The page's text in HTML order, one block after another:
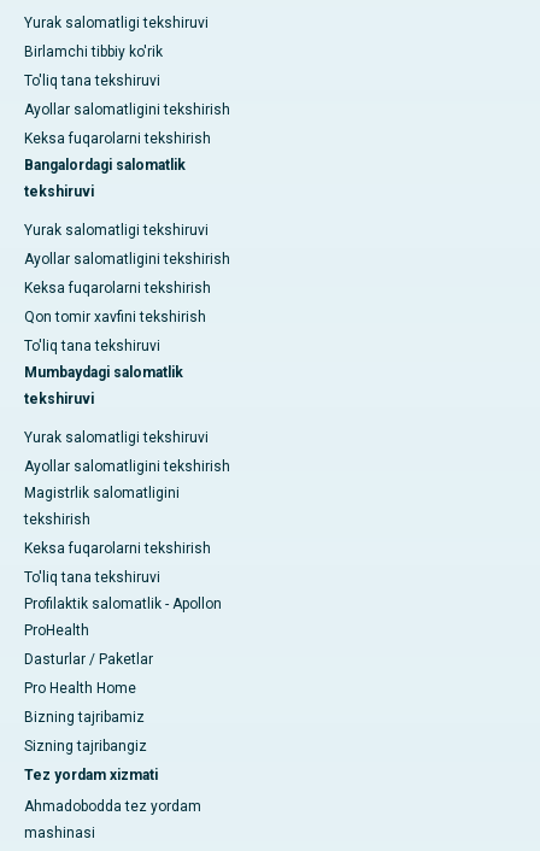
Yurak salomatligi tekshiruvi
Birlamchi tibbiy ko'rik
To'liq tana tekshiruvi
Ayollar salomatligini tekshirish
Keksa fuqarolarni tekshirish
Bangalordagi salomatlik
tekshiruvi
Yurak salomatligi tekshiruvi
Ayollar salomatligini tekshirish
Keksa fuqarolarni tekshirish
Qon tomir xavfini tekshirish
To'liq tana tekshiruvi
Mumbaydagi salomatlik
tekshiruvi
Yurak salomatligi tekshiruvi
Ayollar salomatligini tekshirish
Magistrlik salomatligini
tekshirish
Keksa fuqarolarni tekshirish
To'liq tana tekshiruvi
Profilaktik salomatlik - Apollon
ProHealth
Dasturlar / Paketlar
Pro Health Home
Bizning tajribamiz
Sizning tajribangiz
Tez yordam xizmati
Ahmadobodda tez yordam
mashinasi